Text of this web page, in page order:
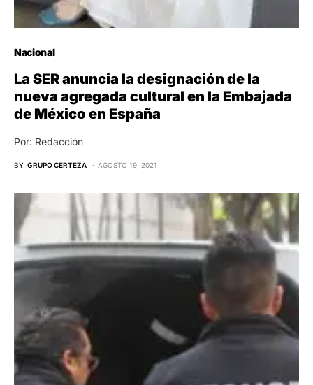
Nacional
La SER anuncia la designación de la
nueva agregada cultural en la Embajada
de México en España
Por: Redacción
BY GRUPO CERTEZA AGOSTO 19, 2021